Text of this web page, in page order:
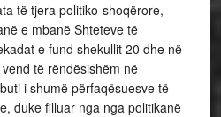
të tjera politiko-shoqërore,
e mbanë Shteteve të
e fund shekullit 20 dhe në
të rëndësishëm në
i shumë përfaqësuesve të
duke filluar nga nga politikanë